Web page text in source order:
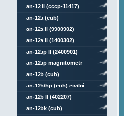
an-12 ll (cccp-11417)
an-12a (cub)
an-12a ll (9900902)
an-12a ll (1400302)
an-12ap ll (2400901)
an-12ap magnitometr
an-12b (cub)
an-12b/bp (cub) civilní
an-12b ll (402207)
an-12bk (cub)